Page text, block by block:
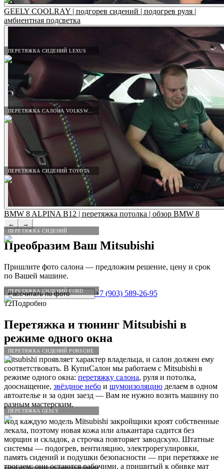
ПЕРЕТЯЖКА СИДЕНИЙ LEXUS
ПЕРЕТЯЖКА САЛОНА VOLKSWAGEN
ПЕРЕТЯЖКА СИДЕНИЙ TOYOTA
ПЕРЕТЯЖКА СИДЕНИЙ
ПЕРЕТЯЖКА СИДЕНИЙ FORD
ПЕРЕТЯЖКА СИДЕНИЙ PORSCHE
ПЕРЕТЯЖКА GEELY
GEELY COOLRAY | подгорев сидений | подогрев руля |
амбиентная подсветка
BMW 8 ALPINA B12 | перетяжка потолка | обзор BMW 8
← →
Преобразим Ваш Mitsubishi
Пришлите фото салона — предложим решение, цену и срок
по Вашей машине.
Рассчитать по фото
+7 (903) 589-26-95
12Подробно
Перетяжка и тюнинг Mitsubishi в
режиме одного окна
Mitsubishi проявляет характер владельца, и салон должен ему
соответствовать. В КупиСалон мы работаем с Mitsubishi в
режиме одного окна: перетяжку салона, руля и потолка,
дооснащение, звёздное небо и шумоизоляцию делаем в одном
автоателье и за один заезд — Вам не нужно возить машину по
разным мастерским.
Под каждую модель Mitsubishi закройщики кроят собственные
лекала, поэтому новая кожа или алькантара садится без
морщин и складок, а строчка повторяет заводскую. Штатные
системы — подогрев, вентиляцию, электрорегулировки,
память сидений и подушки безопасности — при перетяжке не
трогаем: они остаются рабочими, а пришитый к обивке мат